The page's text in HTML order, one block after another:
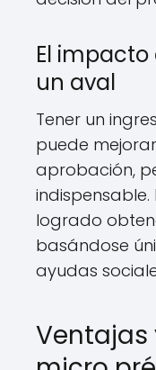
El
un aval
Tener un
puede
aprobación,
logrado
basándose
ayudas
Ventajas